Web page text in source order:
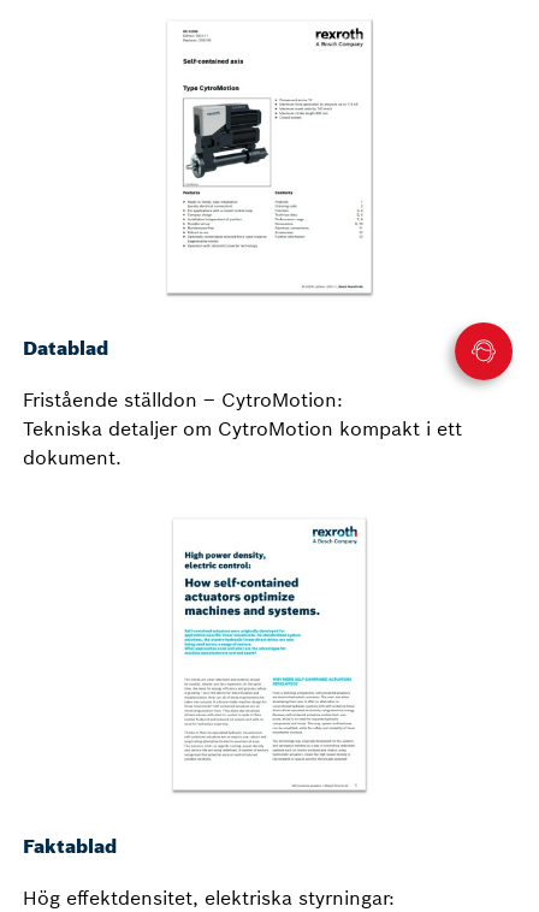
Datablad
Fristående ställdon – CytroMotion:
Tekniska detaljer om CytroMotion kompakt i ett
dokument.
Faktablad
Hög effektdensitet, elektriska styrningar: